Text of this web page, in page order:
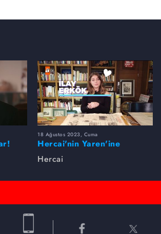
18 Ağustos 2023, Cuma
Hercai'nin Yaren'ine
sorduk, hakkında merak
Hercai